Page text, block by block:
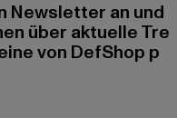
Newsletter an und
über aktuelle Tre
von DefShop p